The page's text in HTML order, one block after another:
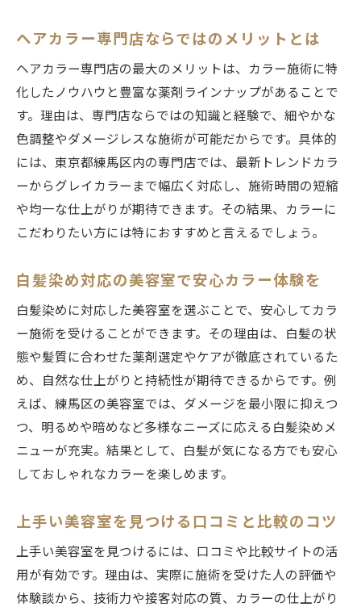
ヘアカラー専門店ならではのメリットとは
ヘアカラー専門店の最大のメリットは、カラー施術に特
化したノウハウと豊富な薬剤ラインナップがあることで
す。理由は、専門店ならではの知識と経験で、細やかな
色調整やダメージレスな施術が可能だからです。具体的
には、東京都練馬区内の専門店では、最新トレンドカラ
ーからグレイカラーまで幅広く対応し、施術時間の短縮
や均一な仕上がりが期待できます。その結果、カラーに
こだわりたい方には特におすすめと言えるでしょう。
白髪染め対応の美容室で安心カラー体験を
白髪染めに対応した美容室を選ぶことで、安心してカラ
ー施術を受けることができます。その理由は、白髪の状
態や髪質に合わせた薬剤選定やケアが徹底されているた
め、自然な仕上がりと持続性が期待できるからです。例
えば、練馬区の美容室では、ダメージを最小限に抑えつ
つ、明るめや暗めなど多様なニーズに応える白髪染めメ
ニューが充実。結果として、白髪が気になる方でも安心
しておしゃれなカラーを楽しめます。
上手い美容室を見つける口コミと比較のコツ
上手い美容室を見つけるには、口コミや比較サイトの活
用が有効です。理由は、実際に施術を受けた人の評価や
体験談から、技術力や接客対応の質、カラーの仕上がり